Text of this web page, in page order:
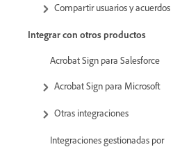
Compartir usuarios y acuerdos
Integrar con otros productos
Acrobat Sign para Salesforce
Acrobat Sign para Microsoft
Otras integraciones
Integraciones gestionadas por